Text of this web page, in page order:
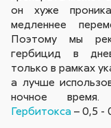
он хуже
медленнее
Поэтому мы
гербицид в
только в рамках
а лучше
ночное
Гербитокса – 0,5 -